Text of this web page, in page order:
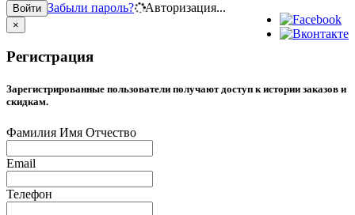
Войти Забыли пароль? Авторизация...
×
Регистрация
Зарегистрированные пользователи получают доступ к истории заказов и
скидкам.
Фамилия Имя Отчество
Email
Телефон